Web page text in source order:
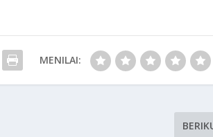
MENILAI: